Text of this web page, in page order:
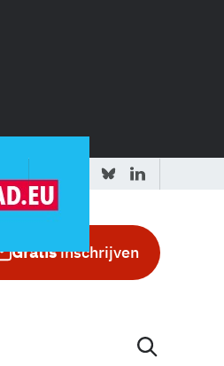
Gratisinschrijven